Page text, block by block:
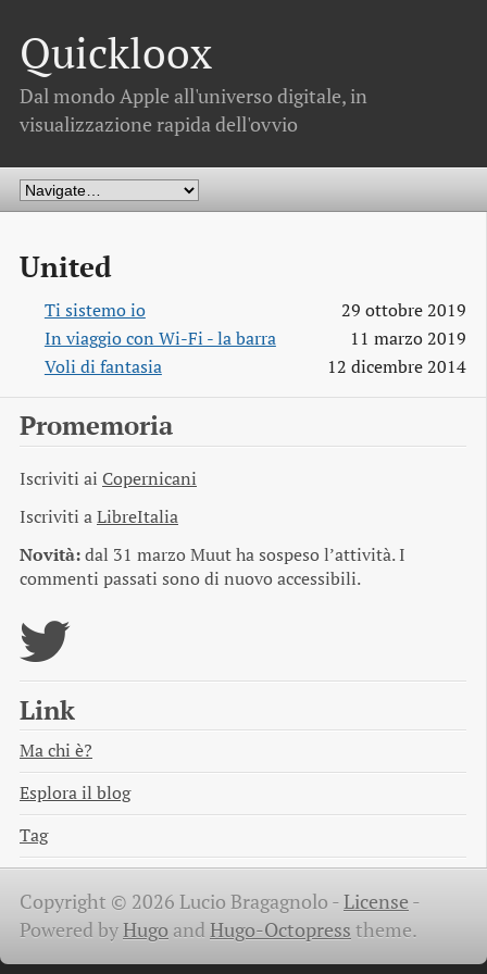
Quickloox
Dal mondo Apple all'universo digitale, in
visualizzazione rapida dell'ovvio
United
Ti sistemo io
29 ottobre 2019
In viaggio con Wi-Fi - la barra
11 marzo 2019
Voli di fantasia
12 dicembre 2014
Promemoria
Iscriviti ai Copernicani
Iscriviti aLibreItalia
Novità:dal 31 marzo Muut ha sospeso l’attività. I
commenti passati sono di nuovo accessibili.
Link
Ma chi è?
Esplora il blog
Tag
Copyright © 2026 Lucio Bragagnolo -License -
Powered byHugo and Hugo-Octopress theme.